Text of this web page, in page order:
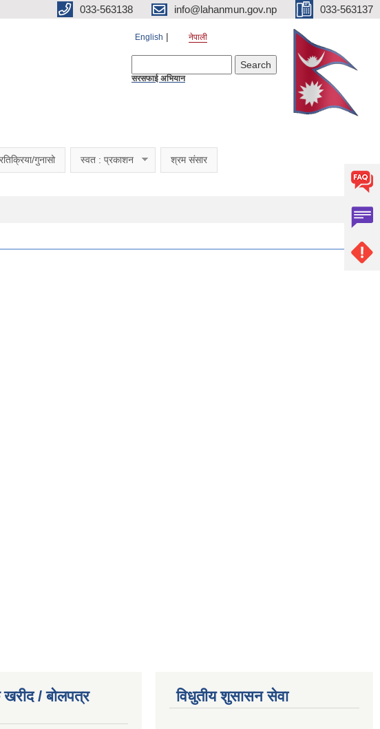
033-563138 info@lahanmun.gov.np 033-563137
English नेपाली
सरसफाई अभियान
गुनासो स्वत : प्रकाशन श्रम संसार
खरीद / बोलपत्र
विधुतीय शुसासन सेवा